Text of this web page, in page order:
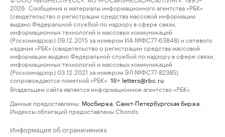
2026. Сообщения и материалы информационного агентства «РБК»
(свидетельство о регистрации средства массовой информации
выдано Федеральной службой по надзору в сфере связи,
информационных технологий и массовых коммуникаций
(Роскомнадзор) 09.12.2015 за номером ИА №ФС77-63848) и сетевого
издания «РБК» (свидетельство о регистрации средства массовой
информации выдано Федеральной службой по надзору в сфере связи,
информационных технологий и массовых коммуникаций
(Роскомнадзор) 03.12.2021 за номером ЭЛ №ФС77-82385)
сопровождаются пометкой «РБК».
18+ letters@rbc.ru
Владельцем сайта является информационное агентство «РБК».
Данные предоставлены: Мосбиржа Санкт-Петербургская биржа
Индексы облигаций предоставлены Cbonds.
Информация об ограничениях